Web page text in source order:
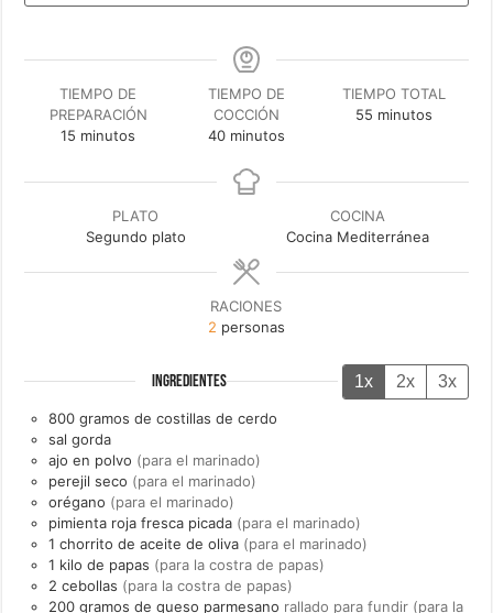
TIEMPO DE
PREPARACIÓN
15 minutos
minutos
TIEMPO DE
COCCIÓN
40minutos
minutos
TIEMPO TOTAL
55 minutos
minutos
PLATO
Segundo plato
COCINA
Cocina Mediterránea
RACIONES
2 personas
INGREDIENTES 1x 2x 3x
800 gramos de costillas de cerdo
sal gorda
ajo en polvo (para el marinado)
perejil seco (para el marinado)
orégano (para el marinado)
pimienta roja fresca picada (para el marinado)
1 chorrito de aceite de oliva (para el marinado)
1 kilo de papas (para la costra de papas)
2 cebollas (para la costra de papas)
200 gramos de queso parmesano rallado para fundir (para la